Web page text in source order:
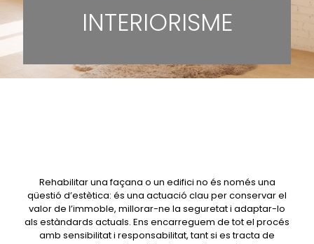
INTERIORISME
Rehabilitar una façana o un edifici no és només una
qüestió d’estètica: és una actuació clau per conservar el
valor de l’immoble, millorar-ne la seguretat i adaptar-lo
als estàndards actuals. Ens encarreguem de tot el procés
amb sensibilitat i responsabilitat, tant si es tracta de